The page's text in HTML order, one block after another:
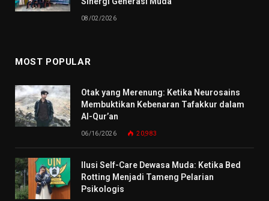
08/02/2026
MOST POPULAR
Otak yang Merenung: Ketika Neurosains
Membuktikan Kebenaran Tafakkur dalam
Al-Qur’an
06/16/2026 20,983
Ilusi Self-Care Dewasa Muda: Ketika Bed
Rotting Menjadi Tameng Pelarian
Psikologis